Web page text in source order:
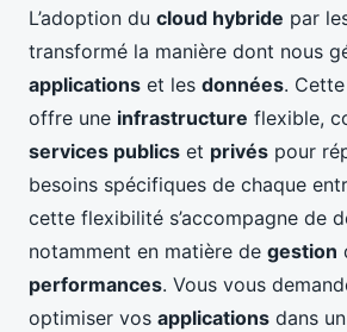
L’adoption du cloud hybride par
transformé la manière dont nous
applications et les données.
offre une infrastructure flexible,
services publics et privés pour
besoins spécifiques de chaque
cette flexibilité s’accompagne de
notamment en matière de gestion
performances. Vous vous
optimiser vos applications dans